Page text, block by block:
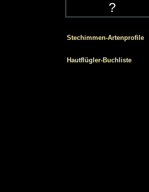
?
Stechimmen-Artenprofile
Hautflügler-Buchliste